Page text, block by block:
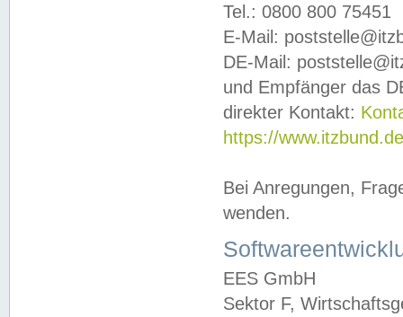
Tel.: 0800 800 75451
E-Mail:
DE-Mail:
und Empfänger das
direkter Kontakt:
https://
Bei Anregungen,
wenden.
EES GmbH
Sektor F,